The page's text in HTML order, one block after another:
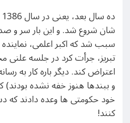
شان شروع شد. و این بار سر و
سبب شد که اکبر اعلمی،
تبریز، جرأت کرد در جلسه علنی
اعتراض کند. ديگر باره کار به
و ببندها هنوز خفه نشده
خود حکومتی ها وعده دادند که
کنند!